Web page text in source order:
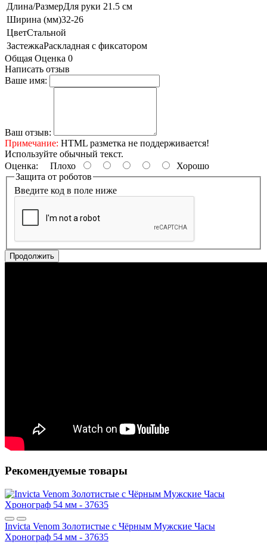
Длина/РазмерДля руки 21.5 см
Ширина (мм)32-26
ЦветСтальной
ЗастежкаРаскладная с фиксатором
Общая Оценка 0
Написать отзыв
Ваше имя:
Ваш отзыв:
Примечание: HTML разметка не поддерживается!
Используйте обычный текст.
Оценка: Плохо
Хорошо
Защита от роботов
Введите код в поле ниже
Продолжить
Рекомендуемые товары
Invicta Venom Золотистые с Чёрным Мужские Часы
Хронограф 54 мм - 37635